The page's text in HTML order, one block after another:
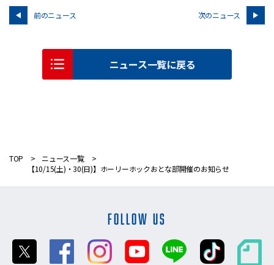
前のニュース 次のニュース
ニュース一覧に戻る
TOP
ニュース一覧
【10/15(土)・30(日)】ホーリーホックおとな部開催のお知らせ
FOLLOW US